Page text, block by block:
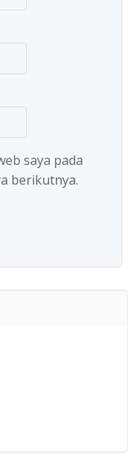
saya pada
berikutnya.